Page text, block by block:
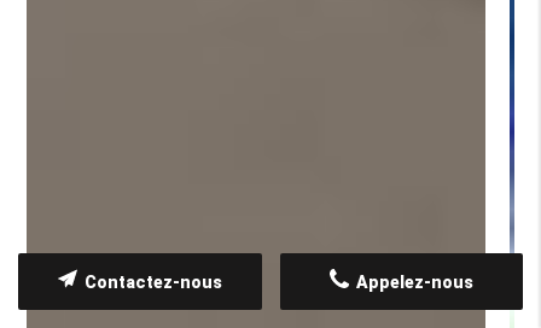
Appelez-nous
Contactez-nous